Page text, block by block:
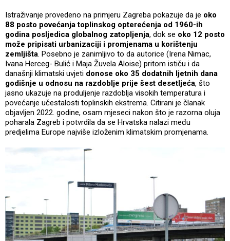
Istraživanje provedeno na primjeru Zagreba pokazuje da je oko
88 posto povećanja toplinskog opterećenja od 1960-ih
godina posljedica globalnog zatopljenja, dok se oko 12 posto
može pripisati urbanizaciji i promjenama u korištenju
zemljišta. Posebno je zanimljivo to da autorice (Irena Nimac,
Ivana Herceg- Bulić i Maja Žuvela Aloise) pritom ističu i da
današnji klimatski uvjeti donose oko 35 dodatnih ljetnih dana
godišnje u odnosu na razdoblje prije šest desetljeća, što
jasno ukazuje na produljenje razdoblja visokih temperatura i
povećanje učestalosti toplinskih ekstrema. Citirani je članak
objavljen 2022. godine, osam mjeseci nakon što je razorna oluja
poharala Zagreb i potvrdila da se Hrvatska nalazi među
predjelima Europe najviše izloženim klimatskim promjenama.